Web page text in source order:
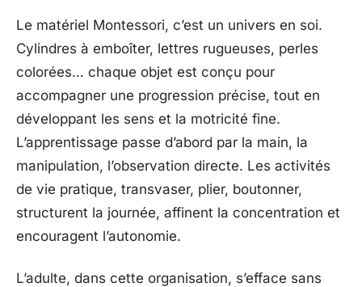
Le matériel Montessori, c’est un univers en soi.
Cylindres à emboîter, lettres rugueuses, perles
colorées… chaque objet est conçu pour
accompagner une progression précise, tout en
développant les sens et la motricité fine.
L’apprentissage passe d’abord par la main, la
manipulation, l’observation directe. Les activités
de vie pratique, transvaser, plier, boutonner,
structurent la journée, affinent la concentration et
encouragent l’autonomie.
L’adulte, dans cette organisation, s’efface sans